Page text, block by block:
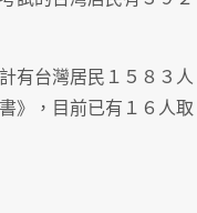
有台灣居民１５８３人
》，目前已有１６人取